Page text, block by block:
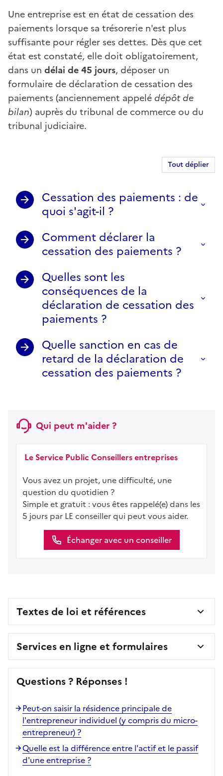
Une entreprise est en état de cessation des
paiements lorsque sa trésorerie n'est plus
suffisante pour régler ses dettes. Dès que cet
état est constaté, elle doit obligatoirement,
dans un délai de 45 jours, déposer un
formulaire de déclaration de cessation des
paiements (anciennement appelédépôt de
bilan) auprès du tribunal de commerce ou du
tribunal judiciaire.
Tout déplier
Cessation des paiements : de
quoi s'agit-il ?
Comment déclarer la
cessation des paiements ?
Quelles sont les
conséquences de la
déclaration de cessation des
paiements ?
Quelle sanction en cas de
retard de la déclaration de
cessation des paiements ?
Qui peut m'aider ?
Le Service Public Conseillers entreprises
Vous avez un projet, une difficulté, une
question du quotidien ?
Simple et gratuit : vous êtes rappelé(e) dans les
5 jours par LE conseiller qui peut vous aider.
Échanger avec un conseiller
Textes de loi et références
Services en ligne et formulaires
Questions ? Réponses !
Peut-on saisir la résidence principale de
l'entrepreneur individuel (y compris du micro-
entrepreneur) ?
Quelle est la différence entre l'actif et le passif
d'une entreprise ?